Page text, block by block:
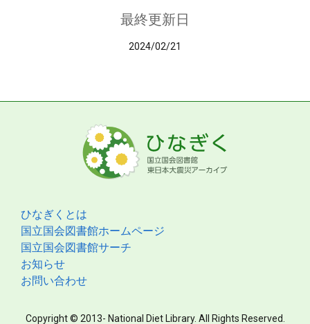
最終更新日
2024/02/21
ひなぎくとは
国立国会図書館ホームページ
国立国会図書館サーチ
お知らせ
お問い合わせ
Copyright © 2013- National Diet Library. All Rights Reserved.